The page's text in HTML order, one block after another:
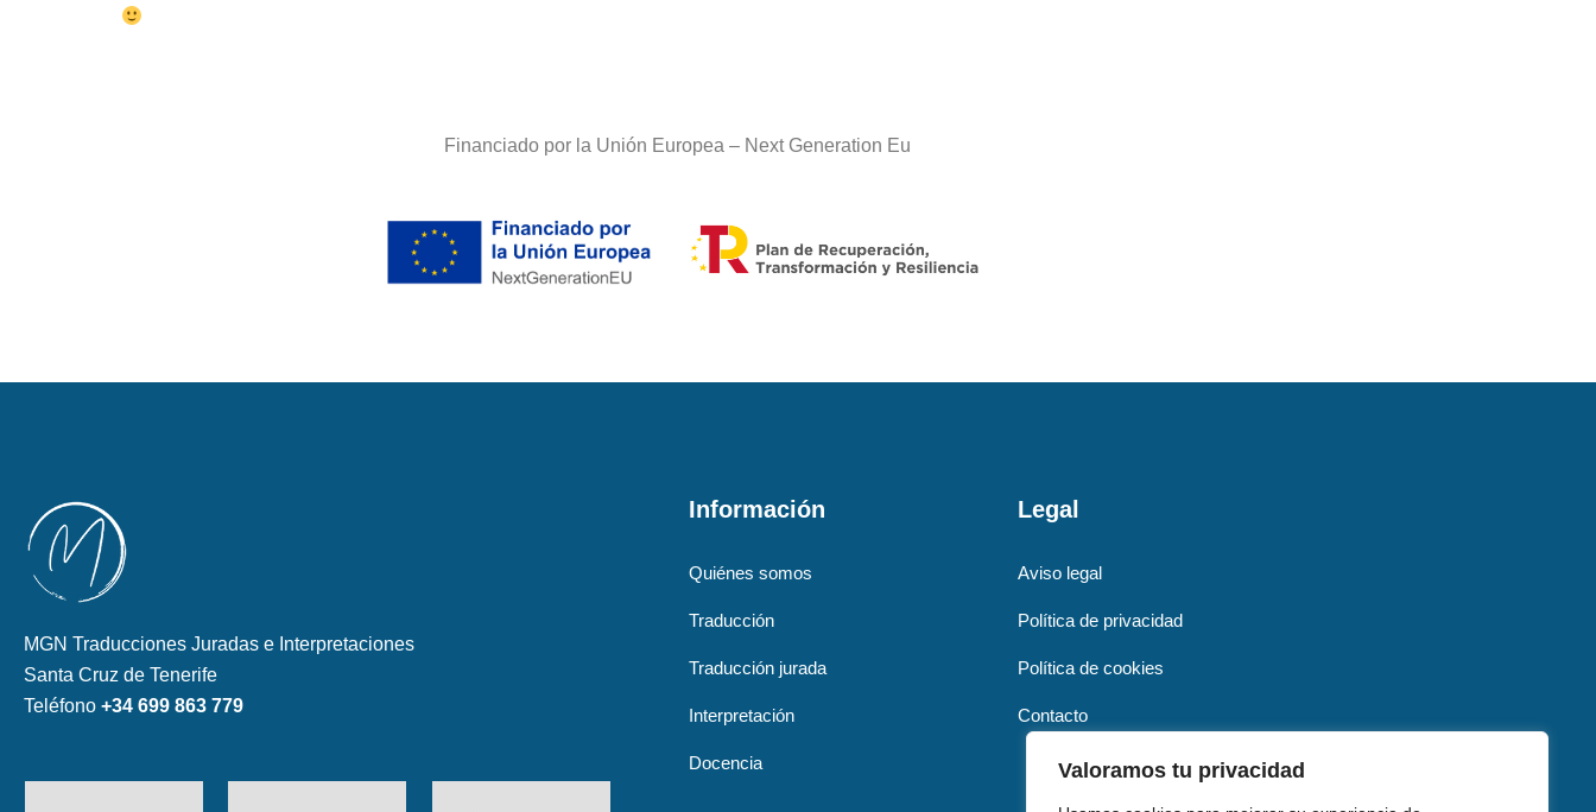
Valoramos tu privacidad
Financiado por la Unión Europea – Next Generation Eu
MGN Traducciones Juradas e Interpretaciones
Santa Cruz de Tenerife
Teléfono +34 699 863 779
Información
Quiénes somos
Traducción
Traducción jurada
Interpretación
Docencia
Legal
Aviso legal
Política de privacidad
Política de cookies
Contacto